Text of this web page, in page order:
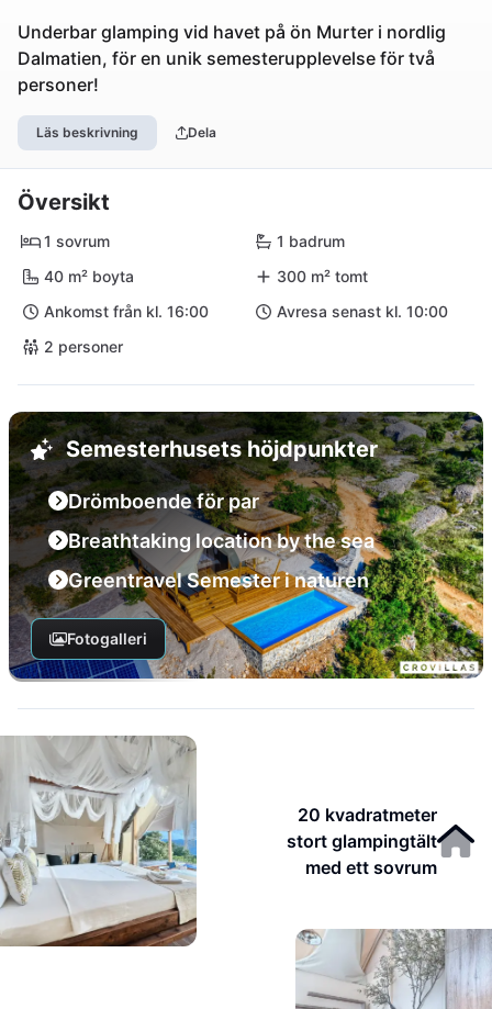
Underbar glamping vid havet på ön Murter i nordlig
Dalmatien, för en unik semesterupplevelse för två
personer!
Läs beskrivning Dela
Översikt
1 sovrum
1 badrum
40 m² boyta
300 m² tomt
Ankomst från kl. 16:00
Avresa senast kl. 10:00
2 personer
Semesterhusets höjdpunkter
Drömboende för par
Breathtaking location by the sea
Greentravel Semester i naturen
Fotogalleri
20 kvadratmeter
stort glampingtält
med ett sovrum